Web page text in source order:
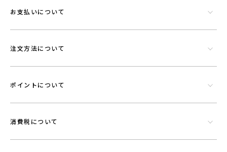
お支払いについて
注文方法について
ポイントについて
消費税について